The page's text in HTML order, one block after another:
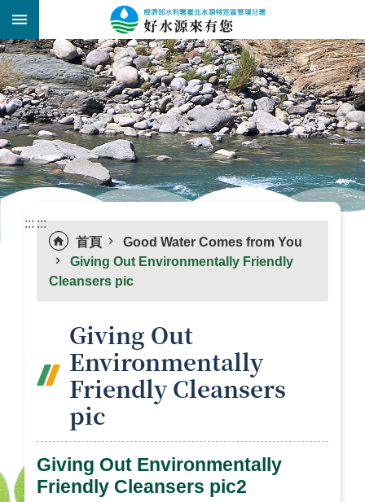
跳到主要內容區塊
::: _
::: :::
首頁
Good Water Comes from You
Giving Out Environmentally Friendly
Cleansers pic
Giving Out
Environmentally
Friendly Cleansers
pic
Giving Out Environmentally
Friendly Cleansers pic2